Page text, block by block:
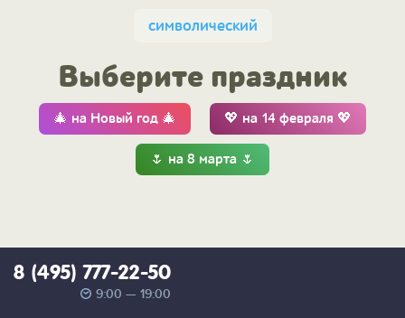
символический
Выберите праздник
🎄 на Новый год 🎄 💖 на 14 февраля 💖
🌷 на 8 марта 🌷
8 (495) 777-22-50
9:00 — 19:00